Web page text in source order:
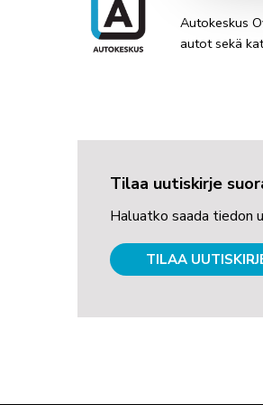
Autokeskus
autot sekä
Tilaa uutiskirje
Haluatko saada tiedon
TILAA